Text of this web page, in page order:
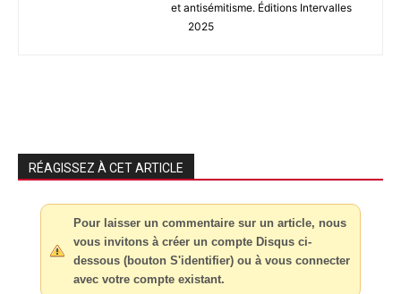
et antisémitisme. Éditions Intervalles
2025
RÉAGISSEZ À CET ARTICLE
Pour laisser un commentaire sur un article, nous
vous invitons à créer un compte Disqus ci-
dessous (bouton S'identifier) ou à vous connecter
avec votre compte existant.